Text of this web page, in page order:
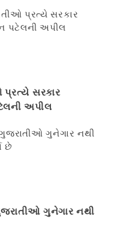
પ્રત્યે સરકાર
અપીલ
ગુજરાતીઓ ગુનેગાર નથી